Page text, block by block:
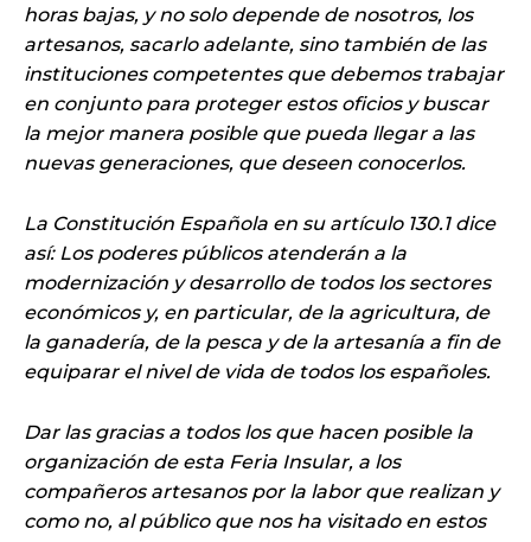
horas bajas, y no solo depende de nosotros, los
artesanos, sacarlo adelante, sino también de las
instituciones competentes que debemos trabajar
en conjunto para proteger estos oficios y buscar
la mejor manera posible que pueda llegar a las
nuevas generaciones, que deseen conocerlos.
La Constitución Española en su artículo 130.1 dice
así: Los poderes públicos atenderán a la
modernización y desarrollo de todos los sectores
económicos y, en particular, de la agricultura, de
la ganadería, de la pesca y de la artesanía a fin de
equiparar el nivel de vida de todos los españoles.
Dar las gracias a todos los que hacen posible la
organización de esta Feria Insular, a los
compañeros artesanos por la labor que realizan y
como no, al público que nos ha visitado en estos